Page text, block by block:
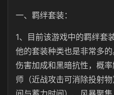
一、羁绊套装：
1、目前该游戏中的羁绊套
他的套装种类也是非常多
伤害加成和黑暗抗性，概
师（近战攻击可消除投射